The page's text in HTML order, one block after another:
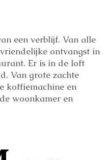
een verblijf. Van alle
ontvangst in
Er is in de loft
Van grote zachte
koffiemachine en
woonkamer en